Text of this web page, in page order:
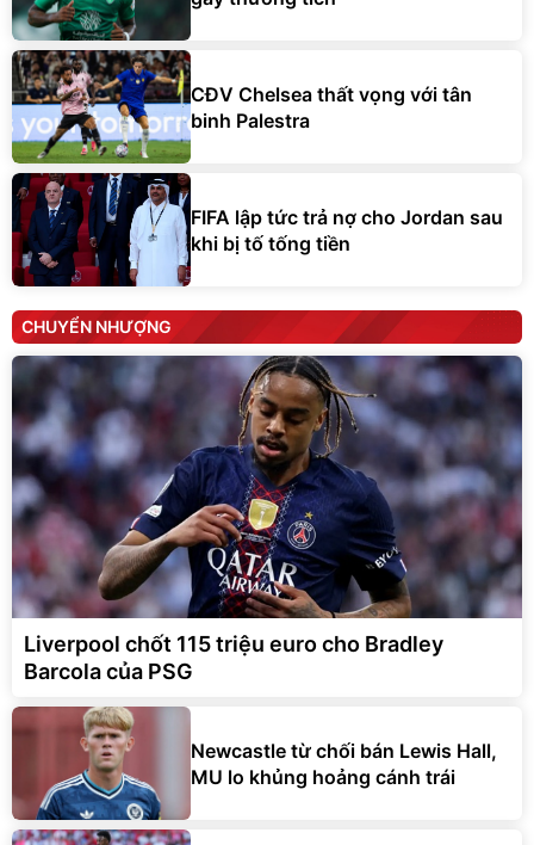
CĐV Chelsea thất vọng với tân
binh Palestra
FIFA lập tức trả nợ cho Jordan sau
khi bị tố tống tiền
CHUYỂN NHƯỢNG
Liverpool chốt 115 triệu euro cho Bradley
Barcola của PSG
Newcastle từ chối bán Lewis Hall,
MU lo khủng hoảng cánh trái